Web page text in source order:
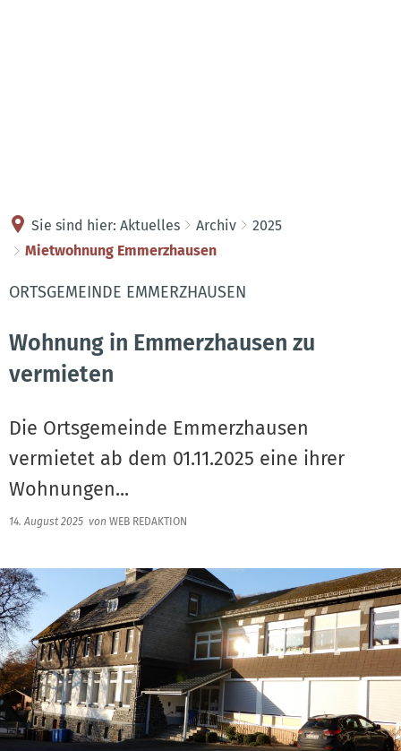
Sie sind hier: Aktuelles Archiv
2025
Mietwohnung Emmerzhausen
ORTSGEMEINDE EMMERZHAUSEN
Wohnung in Emmerzhausen zu
vermieten
Die Ortsgemeinde Emmerzhausen
vermietet ab dem 01.11.2025 eine ihrer
Wohnungen...
14. August 2025 von WEB REDAKTION